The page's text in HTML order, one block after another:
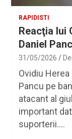
RAPIDISTI
Reacţia lui
Daniel
31/05/2026
Ovidiu
Pancu pe
atacant al
important
suporterii.…